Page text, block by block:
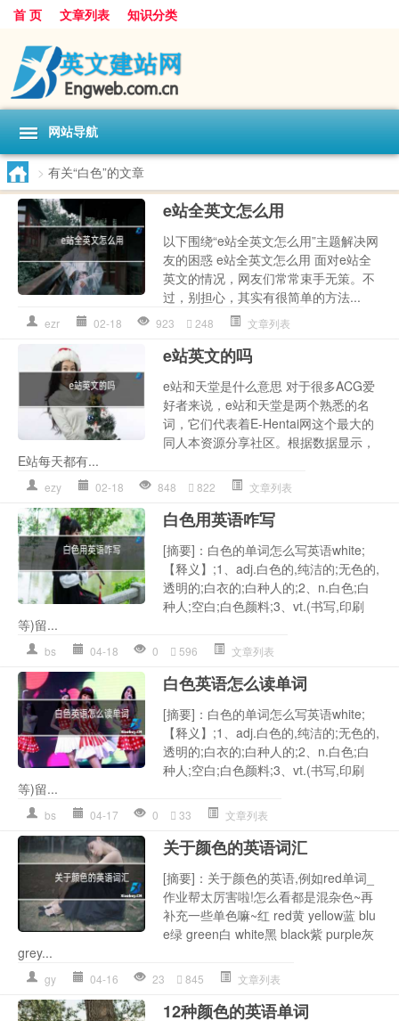
首 页 文章列表 知识分类
网站导航
> 有关“白色”的文章
e站全英文怎么用
以下围绕“e站全英文怎么用”主题解决网
友的困惑 e站全英文怎么用 面对e站全
英文的情况，网友们常常束手无策。不
过，别担心，其实有很简单的方法...
ezr 02-18 923 248 文章列表
e站英文的吗
e站和天堂是什么意思 对于很多ACG爱
好者来说，e站和天堂是两个熟悉的名
词，它们代表着E-Hentai网这个最大的
同人本资源分享社区。根据数据显示，
E站每天都有...
ezy 02-18 848 822 文章列表
白色用英语咋写
[摘要]：白色的单词怎么写英语white;
【释义】;1、adj.白色的,纯洁的;无色的,
透明的;白衣的;白种人的;2、n.白色;白
种人;空白;白色颜料;3、vt.(书写,印刷
等)留...
bs 04-18 0 596 文章列表
白色英语怎么读单词
[摘要]：白色的单词怎么写英语white;
【释义】;1、adj.白色的,纯洁的;无色的,
透明的;白衣的;白种人的;2、n.白色;白
种人;空白;白色颜料;3、vt.(书写,印刷
等)留...
bs 04-17 0 33 文章列表
关于颜色的英语词汇
[摘要]：关于颜色的英语,例如red单词_
作业帮太厉害啦!怎么看都是混杂色~再
补充一些单色嘛~红 red黄 yellow蓝 blu
e绿 green白 white黑 black紫 purple灰
grey...
gy 04-16 23 845 文章列表
12种颜色的英语单词